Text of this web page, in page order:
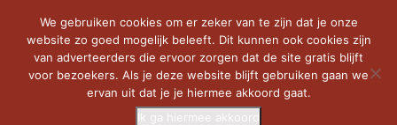
We gebruiken cookies om er zeker van te zijn dat je onze
website zo goed mogelijk beleeft. Dit kunnen ook cookies zijn
van adverteerders die ervoor zorgen dat de site gratis blijft
voor bezoekers. Als je deze website blijft gebruiken gaan we
ervan uit dat je je hiermee akkoord gaat.
Ik ga hiermee akkoord